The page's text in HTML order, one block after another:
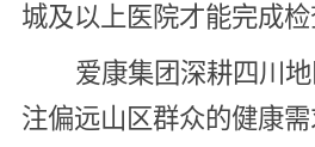
城及以上医院才能完成检
爱康集团深耕四川
注偏远山区群众的健康